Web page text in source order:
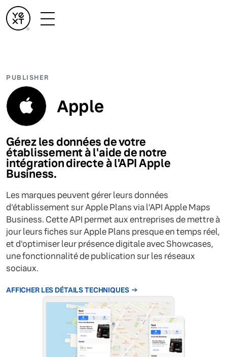
PUBLISHER
Apple
Gérez les données de votre
établissement à l'aide de notre
intégration directe à l'API Apple
Business.
Les marques peuvent gérer leurs données
d'établissement sur Apple Plans via l'API Apple Maps
Business. Cette API permet aux entreprises de mettre à
jour leurs fiches sur Apple Plans presque en temps réel,
et d'optimiser leur présence digitale avec Showcases,
une fonctionnalité de publication sur les réseaux
sociaux.
AFFICHER LES DÉTAILS TECHNIQUES